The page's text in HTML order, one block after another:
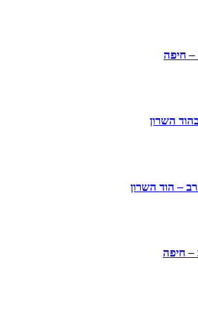
– חיפה
השרון
– הוד השרון
– חיפה